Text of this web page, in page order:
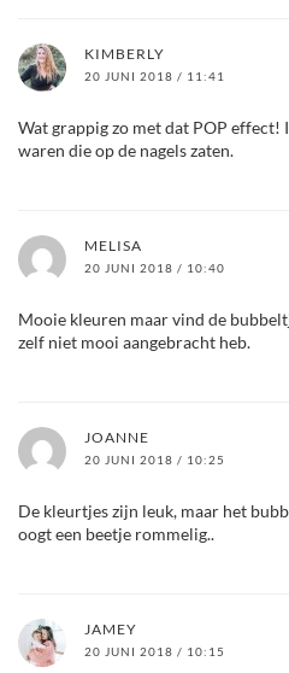
KIMBERLY
20 JUNI 2018 / 11:41
Wat grappig zo met dat POP
waren die op de nagels zaten.
MELISA
20 JUNI 2018 / 10:40
Mooie kleuren maar vind de
zelf niet mooi aangebracht heb.
JOANNE
20 JUNI 2018 / 10:25
De kleurtjes zijn leuk, maar het
oogt een beetje rommelig..
JAMEY
20 JUNI 2018 / 10:15